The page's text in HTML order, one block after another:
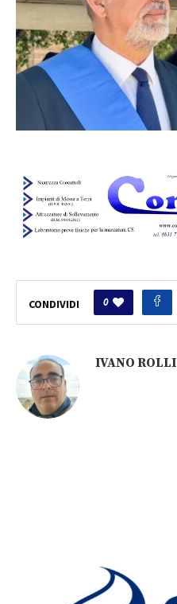
CONDIVIDI 0
IVANO ROLLI